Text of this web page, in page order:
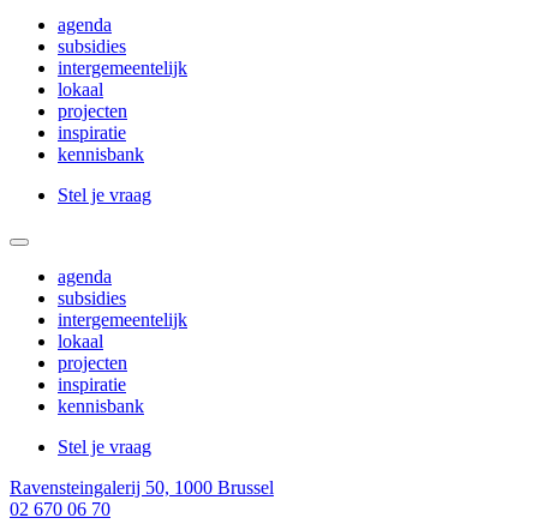
Main
menu
agenda
subsidies
intergemeentelijk
lokaal
projecten
inspiratie
kennisbank
CTA
Stel je vraag
Main
menu
agenda
subsidies
intergemeentelijk
lokaal
projecten
inspiratie
kennisbank
CTA
Stel je vraag
Ravensteingalerij 50, 1000 Brussel
02 670 06 70